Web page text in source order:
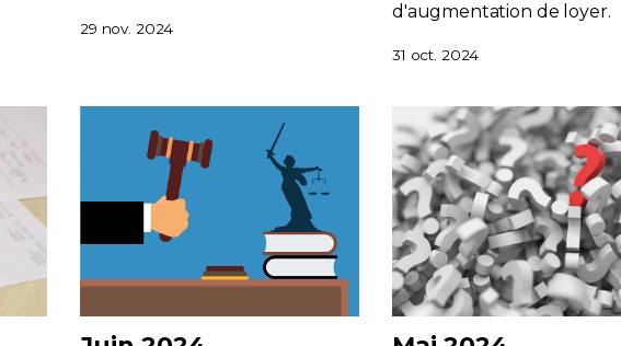
29 nov. 2024
d'augmentation de loyer.
31 oct. 2024